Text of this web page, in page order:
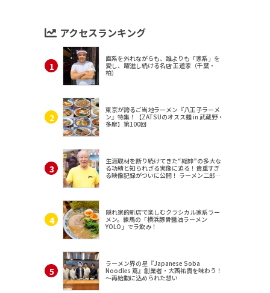
アクセスランキング
直系を外れながらも、誰よりも「家系」を
愛し、躍進し続ける名店 王道家（千葉・
柏）
東京が誇るご当地ラーメン『八王子ラーメ
ン』特集！【ZATSUのオスス麺 in 武蔵野・
多摩】第100回
生涯取材を断り続けてきた“総帥”の多大な
る功績と知られざる実像に迫る！貴重すぎ
る映像記録がついに公開！ ラーメン二郎
隠れ家的新店で楽しむクラシカル家系ラー
メン。練馬の「横浜豚骨醤油ラーメン
YOLO」でラ飲み！
ラーメン界の星『Japanese Soba
Noodles 蔦』創業者・大西祐貴を味わう！
～再始動に込められた想い